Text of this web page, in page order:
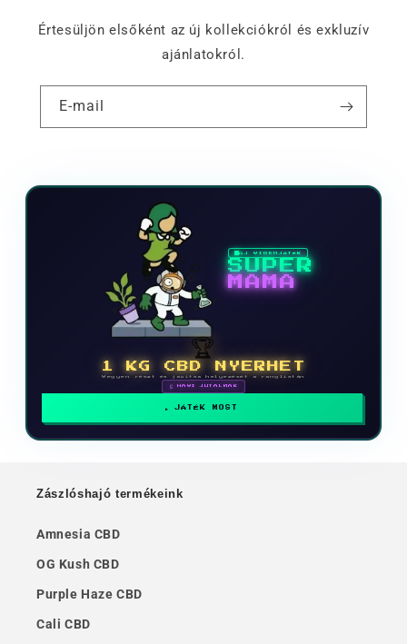
Értesüljön elsőként az új kollekciókról és exkluzív
ajánlatokról.
E-mail
ÚJ VIDEOJÁTÉK
SUPER
MAMA
🏆
1 KG CBD NYERHET
Vegyen részt és javítsa helyezését a ranglistán
🗓 HAVI JUTALMAK
JÁTÉK MOST
Zászlóshajó termékeink
Amnesia CBD
OG Kush CBD
Purple Haze CBD
Cali CBD